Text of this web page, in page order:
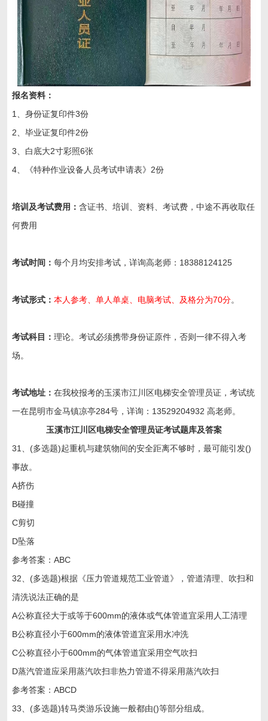
报名资料：
1、身份证复印件3份
2、毕业证复印件2份
3、白底大2寸彩照6张
4、《特种作业设备人员考试申请表》2份
培训及考试费用：含证书、培训、资料、考试费，中途不再收取任
何费用
考试时间：每个月均安排考试，详询高老师：18388124125
考试形式：本人参考、单人单桌、电脑考试、及格分为70分。
考试科目：理论。考试必须携带身份证原件，否则一律不得入考
场。
考试地址：在我校报考的玉溪市江川区电梯安全管理员证，考试统
一在昆明市金马镇凉亭284号，详询：13529204932 高老师。
玉溪市江川区电梯安全管理员证考试题库及答案
31、(多选题)起重机与建筑物间的安全距离不够时，最可能引发()
事故。
A挤伤
B碰撞
C剪切
D坠落
参考答案：ABC
32、(多选题)根据《压力管道规范工业管道》，管道清理、吹扫和
清洗说法正确的是
A公称直径大于或等于600mm的液体或气体管道宜采用人工清理
B公称直径小于600mm的液体管道宜采用水冲洗
C公称直径小于600mm的气体管道宜采用空气吹扫
D蒸汽管道应采用蒸汽吹扫非热力管道不得采用蒸汽吹扫
参考答案：ABCD
33、(多选题)转马类游乐设施一般都由()等部分组成。